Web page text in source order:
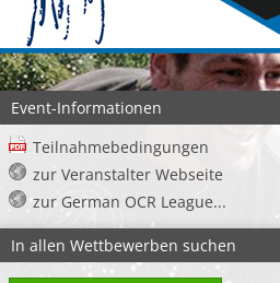
Event-Informationen
Teilnahmebedingungen
zur Veranstalter Webseite
zur German OCR League...
In allen Wettbewerben suchen